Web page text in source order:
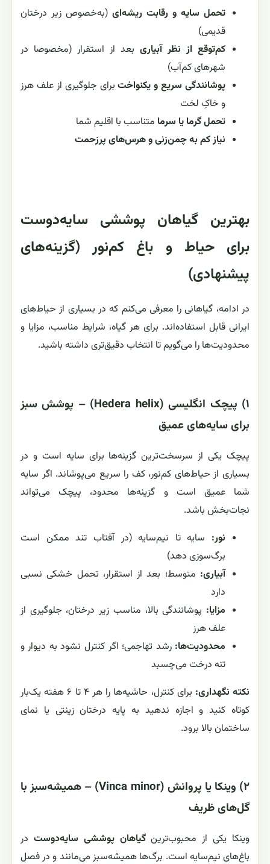
تحمل سایه و رقابت ریشه‌ای(به‌خصوص زیر درختان
قدیمی)
کم‌توقع از نظر آبیاریبعد از استقرار (مخصوصا در
شهرهای کم‌آب)
پوشانندگی سریع و یکنواختبرای جلوگیری از علف هرز
و خاکِ لخت
تحمل گرما یا سرما متناسب با اقلیم شما
نیاز کم به چمن‌زنی و هرس‌های پرزحمت
بهترین گیاهان پوششی سایه‌دوست
برای حیاط و باغ کم‌نور (گزینه‌های
پیشنهادی)
در ادامه، گیاهانی را معرفی می‌کنم که در بسیاری از حیاط‌های
ایرانی قابل استفاده‌اند. برای هر گیاه، شرایط مناسب، مزایا و
محدودیت‌ها را می‌گویم تا انتخاب دقیق‌تری داشته باشید.
۱) پیچک انگلیسی (Hedera helix) – پوشش سبز
برای سایه‌های عمیق
پیچک یکی از سرسخت‌ترین گزینه‌ها برای سایه است و در
بسیاری از حیاط‌های کم‌نور، کف را سریع می‌پوشاند. اگر سایه
شما عمیق است و گزینه‌ها محدود، پیچک می‌تواند
نجات‌بخش باشد.
نور: سایه تا نیم‌سایه (در آفتاب تند ممکن است
برگ‌سوزی دهد)
آبیاری: متوسط؛ بعد از استقرار، تحمل خشکی نسبی
دارد
مزایا: پوشانندگی بالا، مناسب زیر درختان، جلوگیری از
علف هرز
محدودیت‌ها: رشد تهاجمی؛ اگر کنترل نشود به دیوار و
تنه درخت می‌چسبد
نکته نگهداری:
برای کنترل، حاشیه‌ها را هر ۴ تا ۶ هفته یک‌بار
کوتاه کنید و اجازه ندهید به پایه درختان زینتی یا نمای
ساختمان بالا برود.
۲) وینکا یا پروانش (Vinca minor) – همیشه‌سبز با
گل‌های ظریف
وینکا یکی از محبوب‌ترینگیاهان پوششی سایه‌دوست در
باغ‌های نیم‌سایه است. برگ‌ها همیشه‌سبز می‌مانند و در فصل